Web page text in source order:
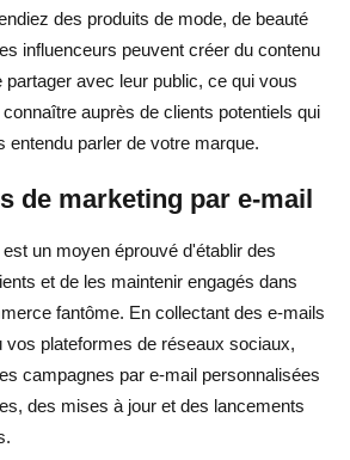
des produits de mode, de beauté
influenceurs peuvent créer du contenu
partager avec leur public, ce qui vous
auprès de clients potentiels qui
entendu parler de votre marque.
de marketing par e-mail
est un moyen éprouvé d'établir des
et de les maintenir engagés dans
fantôme. En collectant des e-mails
vos plateformes de réseaux sociaux,
campagnes par e-mail personnalisées
des mises à jour et des lancements